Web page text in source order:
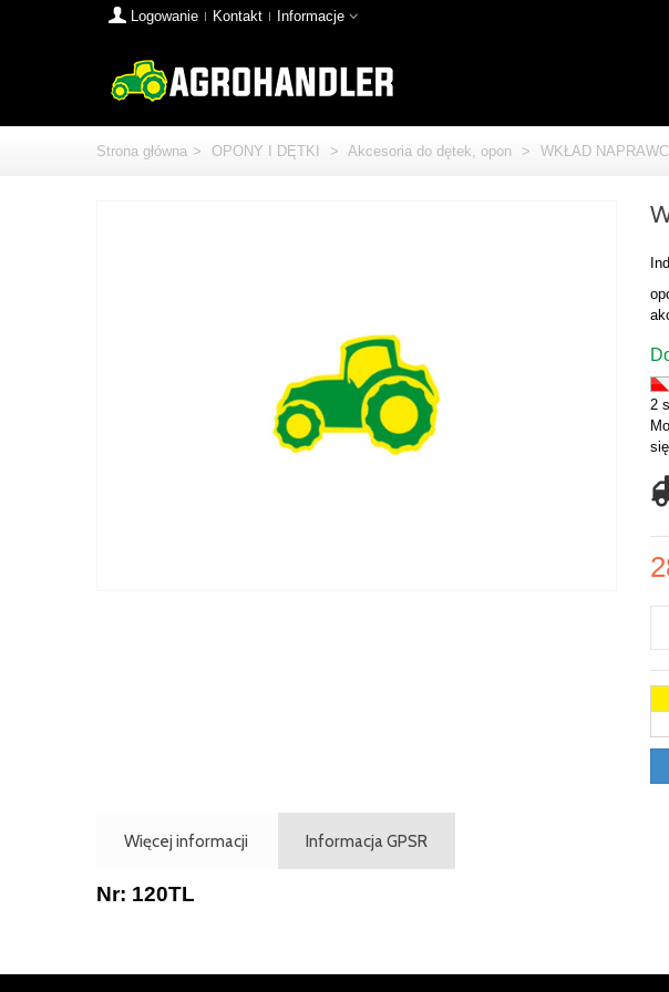
Logowanie Kontakt Informacje
Strona główna > OPONY I DĘTKI > Akcesoria do dętek, opon > WKŁAD
2
Więcej informacji Informacja GPSR
Nr: 120TL